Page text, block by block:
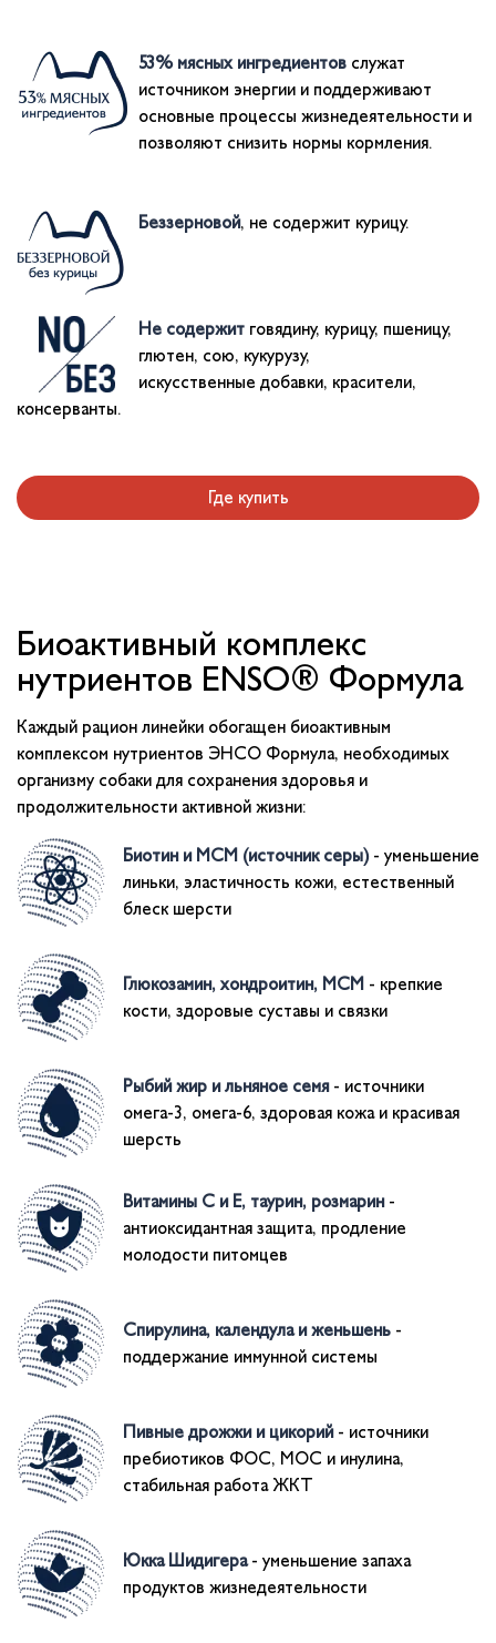
53% мясных ингредиентов служат
источником энергии и поддерживают
основные процессы жизнедеятельности и
позволяют снизить нормы кормления.
Беззерновой, не содержит курицу.
Не содержит говядину, курицу, пшеницу,
глютен, сою, кукурузу,
искусственные добавки, красители,
консерванты.
Где купить
Биоактивный комплекс
нутриентов ENSO® Формула
Каждый рацион линейки обогащен биоактивным
комплексом нутриентов ЭНСО Формула, необходимых
организму собаки для сохранения здоровья и
продолжительности активной жизни:
Биотин и МСМ (источник серы)- уменьшение
линьки, эластичность кожи, естественный
блеск шерсти
Глюкозамин, хондроитин, МСМ - крепкие
кости, здоровые суставы и связки
Рыбий жир и льняное семя- источники
омега-3, омега-6, здоровая кожа и красивая
шерсть
Витамины С и Е, таурин, розмарин-
антиоксидантная защита, продление
молодости питомцев
Спирулина, календула и женьшень -
поддержание иммунной системы
Пивные дрожжи и цикорий- источники
пребиотиков ФОС, МОС и инулина,
стабильная работа ЖКТ
Юкка Шидигера- уменьшение запаха
продуктов жизнедеятельности